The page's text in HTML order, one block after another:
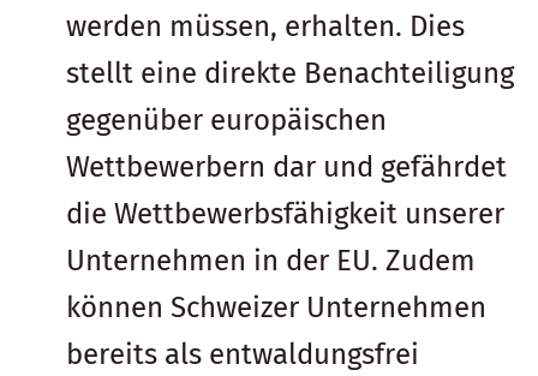
werden müssen, erhalten. Dies
stellt eine direkte Benachteiligung
gegenüber europäischen
Wettbewerbern dar und gefährdet
die Wettbewerbsfähigkeit unserer
Unternehmen in der EU. Zudem
können Schweizer Unternehmen
bereits als entwaldungsfrei